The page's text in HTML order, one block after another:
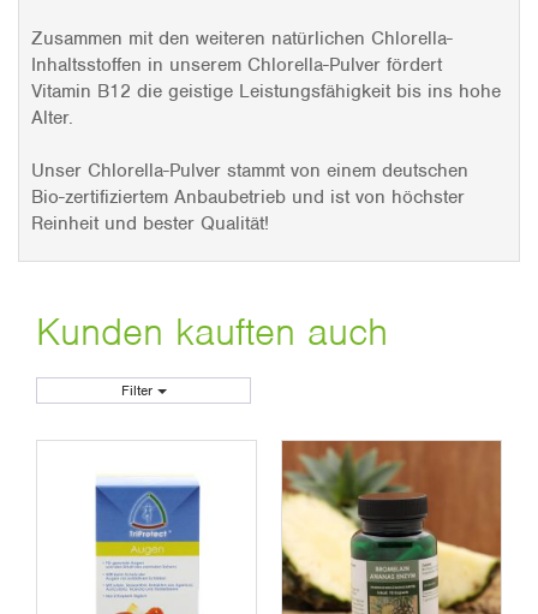
Zusammen mit den weiteren natürlichen Chlorella-
Inhaltsstoffen in unserem Chlorella-Pulver fördert
Vitamin B12 die geistige Leistungsfähigkeit bis ins hohe
Alter.
Unser Chlorella-Pulver stammt von einem deutschen
Bio-zertifiziertem Anbaubetrieb und ist von höchster
Reinheit und bester Qualität!
Kunden kauften auch
Filter